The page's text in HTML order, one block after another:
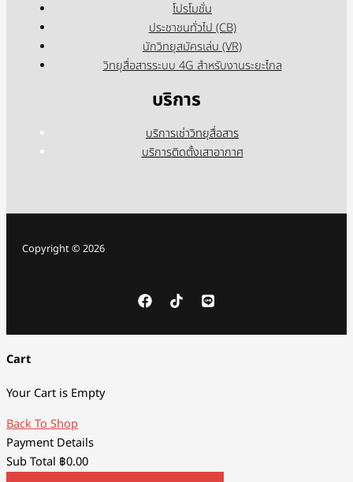
โปรโมชั่น
ประชาชนทั่วไป (CB)
นักวิทยุสมัครเล่น (VR)
วิทยุสื่อสารระบบ 4G สำหรับงานระยะไกล
บริการ
บริการเช่าวิทยุสื่อสาร
บริการติดตั้งเสาอากาศ
Copyright © 2026
Cart
Your Cart is Empty
Back To Shop
Payment Details
Sub Total ฿0.00